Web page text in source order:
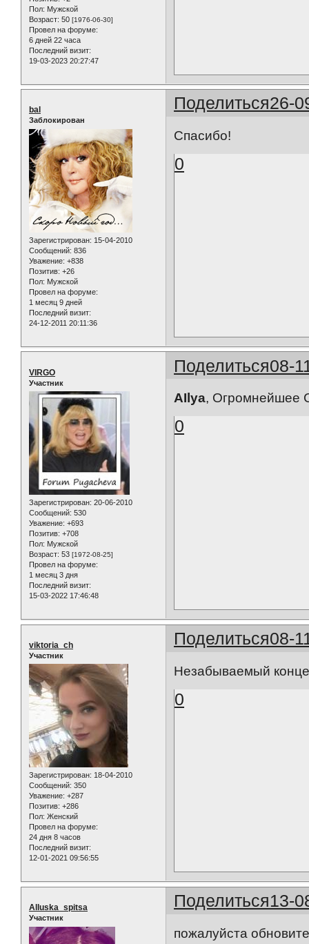
Пол: Мужской
Возраст: 50 [1976-06-30]
Провел на форуме:
6 дней 22 часа
Последний визит:
19-03-2023 20:27:47
Поделиться26-
bal
Заблокирован
Зарегистрирован: 15-04-2010
Сообщений: 836
Уважение: +838
Позитив: +26
Пол: Мужской
Провел на форуме:
1 месяц 9 дней
Последний визит:
24-12-2011 20:11:36
Спасибо!
0
Поделиться08-
VIRGO
Участник
Зарегистрирован: 20-06-2010
Сообщений: 530
Уважение: +693
Позитив: +708
Пол: Мужской
Возраст: 53 [1972-08-25]
Провел на форуме:
1 месяц 3 дня
Последний визит:
15-03-2022 17:46:48
AIlya, Огромнейшее
0
Поделиться08-
viktoria_ch
Участник
Зарегистрирован: 18-04-2010
Сообщений: 350
Уважение: +287
Позитив: +286
Пол: Женский
Провел на форуме:
24 дня 8 часов
Последний визит:
12-01-2021 09:56:55
Незабываемый
0
Поделиться13-
Alluska_spitsa
Участник
пожалуйста